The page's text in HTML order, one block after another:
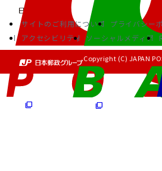
サイトのご利用について
プライバシー
アクセシビリティ
ソーシャルメディア
Copyright (C) JAPAN